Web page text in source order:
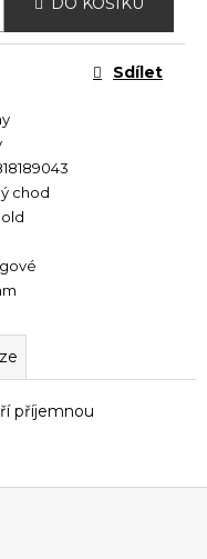
chod
Sdílet
příjemnou